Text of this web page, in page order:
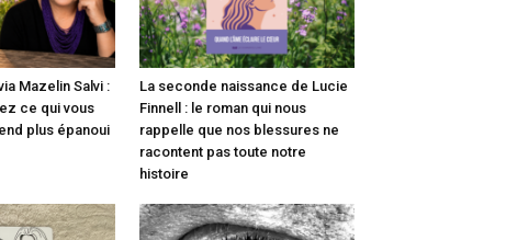
Mazelin Salvi :
ce qui vous
plus épanoui
La seconde naissance de Lucie
Finnell : le roman qui nous
rappelle que nos blessures ne
racontent pas toute notre
histoire